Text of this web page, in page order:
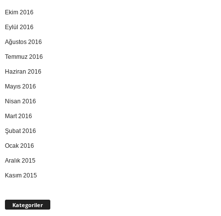
Ekim 2016
Eylül 2016
Ağustos 2016
Temmuz 2016
Haziran 2016
Mayıs 2016
Nisan 2016
Mart 2016
Şubat 2016
Ocak 2016
Aralık 2015
Kasım 2015
Kategoriler